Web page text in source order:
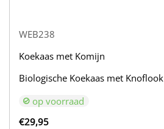
WEB238
Koekaas met Komijn
Biologische Koekaas met Knoflook
op voorraad
€29,95